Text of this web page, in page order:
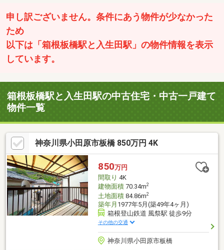
申し訳ございません。条件にあう物件が少なかった
ため
以下は「箱根板橋駅と入生田駅」の物件情報を表示
しています。
箱根板橋駅と入生田駅の中古住宅・中古一戸建て
物件一覧
神奈川県小田原市板橋 850万円 4K
850万円
間取り 4K
建物面積70.34m2
土地面積84.86m2
築年月 1977年5月(築49年4ヶ月)
箱根登山鉄道 風祭駅 徒歩9分
その他の交通
神奈川県小田原市板橋